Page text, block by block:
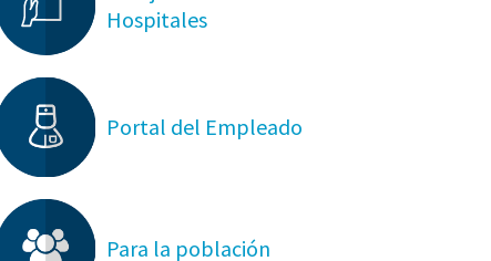
Hospitales
Portal del Empleado
Para la población